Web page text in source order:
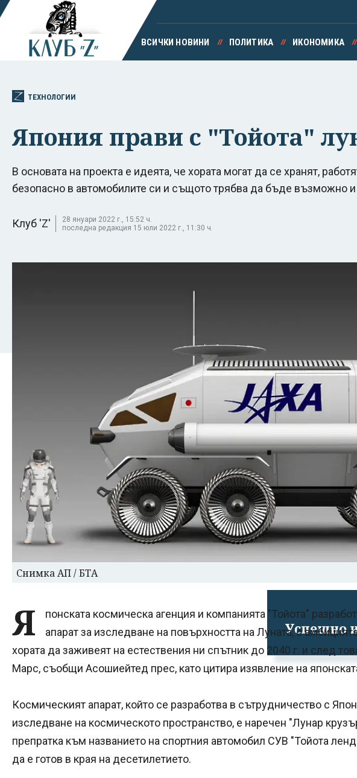
Успешно
ВСИЧКИ НОВИНИ ПОЛИТИКА ИКОНОМИКА
ТЕХНОЛОГИИ
Япония прави с "Тойота"
В основата на проекта е идеята, че хората могат да се хранят,
безопасно в автомобилите си и същото трябва да бъде възможно
Клуб 'Z'
28 януари 2022 г., 15:52 ч.
последна редакция 15 юли 2022 г., 11:30 ч.
Снимка АП / БТА
Я
понската космическа агенция и компанията "Тойота"
апарат за изследване на повърхността на Луната, с
хората да заживеят на естествения ни спътник до 2040 г. и след
Марс, съобщи Асошиейтед прес, като цитира изявление на
Космическият апарат, който се разработва в сътрудничество с
изследване на космическото пространство, е наречен "Лунар
препратка към названието на спортния автомобил СУВ "Тойота
да е готов в края на десетилетието.